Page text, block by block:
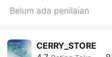
Belum ada penilaian
CERRY_STORE